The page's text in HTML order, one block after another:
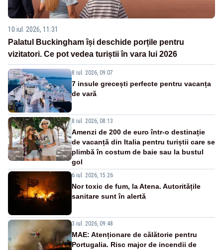
10 iul. 2026, 11:31
Palatul Buckingham își deschide porțile pentru
vizitatori. Ce pot vedea turiștii în vara lui 2026
8 iul. 2026, 09:07
7 insule grecești perfecte pentru vacanța
de vară
8 iul. 2026, 08:13
Amenzi de 200 de euro într-o destinație
de vacanță din Italia pentru turiștii care se
plimbă în costum de baie sau la bustul
gol
6 iul. 2026, 15:26
Nor toxic de fum, la Atena. Autoritățile
sanitare sunt în alertă
3 iul. 2026, 09:48
MAE: Atenționare de călătorie pentru
Portugalia. Risc major de incendii de